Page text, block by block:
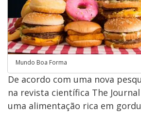
Mundo Boa Forma
De acordo com uma nova
na revista científica The
uma alimentação rica em